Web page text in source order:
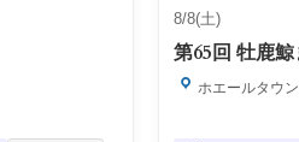
8/8(土)
第65回 牡鹿鯨
ホエールタウ